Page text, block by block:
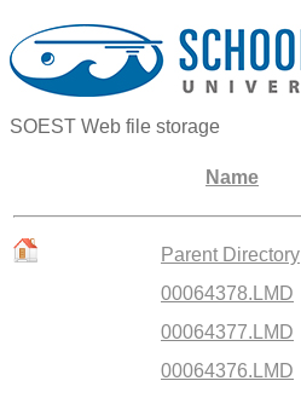
SOEST Web file storage
Name
Parent Directory
00064378.LMD
00064377.LMD
00064376.LMD